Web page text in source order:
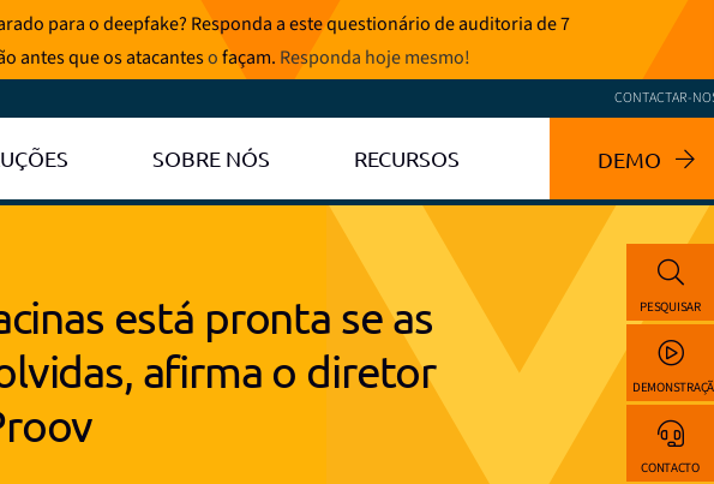
para o deepfake? Responda a este questionário de auditoria de 7
antes que os atacantesofaçam. Responda hoje mesmo!
CONTACTAR-
SOBRE NÓS RECURSOS DEMO
está pronta se as
afirma o diretor
PESQUISAR
CONTACTO